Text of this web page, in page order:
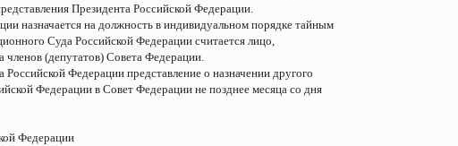
Президента Российской Федерации.
назначается на должность в индивидуальном порядке тайным
Суда Российской Федерации считается лицо,
(депутатов) Совета Федерации.
Федерации представление о назначении другого
Федерации в Совет Федерации не позднее месяца со дня
Федерации